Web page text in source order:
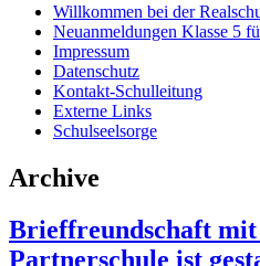
Willkommen bei der
Neuanmeldungen Klasse 5
Impressum
Datenschutz
Kontakt-Schulleitung
Externe Links
Schulseelsorge
Archive
Brieffreundschaft mit
Partnerschule ist